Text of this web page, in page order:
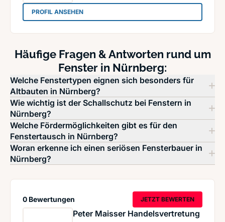
PROFIL ANSEHEN: Andreas Ragati - Montage von Bauelementen
Häufige Fragen & Antworten rund um
Fenster in Nürnberg:
Welche Fenstertypen eignen sich besonders für
Altbauten in Nürnberg?
Wie wichtig ist der Schallschutz bei Fenstern in
Nürnberg?
Welche Fördermöglichkeiten gibt es für den
Fenstertausch in Nürnberg?
Woran erkenne ich einen seriösen Fensterbauer in
Nürnberg?
Peter Maisser Handelsvertretung
0 Bewertungen JETZT BEWERTEN